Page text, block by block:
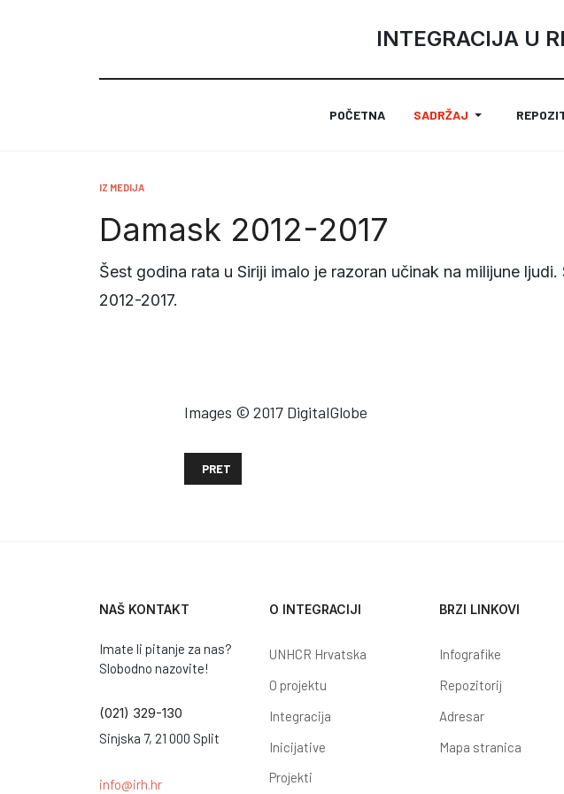
INTEGRACIJA U
POČETNA SADRŽAJ
IZ MEDIJA
Damask 2012-2017
Šest godina rata u Siriji imalo je razoran učinak na milijune
2012-2017.
Images © 2017 DigitalGlobe
PRETHODNI ČLANAK: IOM: VIŠE OD 100.000 MIGRANTA STIGLO U
PRET
NAŠ KONTAKT
Imate li pitanje za nas?
Slobodno nazovite!
(021) 329-130
Sinjska 7, 21 000 Split
info@irh.hr
O INTEGRACIJI
UNHCR Hrvatska
O projektu
Integracija
Inicijative
Projekti
BRZI LINKOVI
Infografike
Repozitorij
Adresar
Mapa stranica